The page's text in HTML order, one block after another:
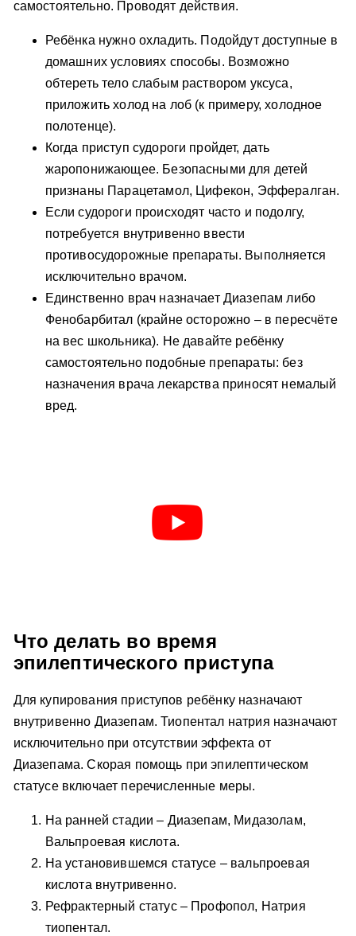
самостоятельно. Проводят действия.
Ребёнка нужно охладить. Подойдут доступные в
домашних условиях способы. Возможно
обтереть тело слабым раствором уксуса,
приложить холод на лоб (к примеру, холодное
полотенце).
Когда приступ судороги пройдет, дать
жаропонижающее. Безопасными для детей
признаны Парацетамол, Цифекон, Эффералган.
Если судороги происходят часто и подолгу,
потребуется внутривенно ввести
противосудорожные препараты. Выполняется
исключительно врачом.
Единственно врач назначает Диазепам либо
Фенобарбитал (крайне осторожно – в пересчёте
на вес школьника). Не давайте ребёнку
самостоятельно подобные препараты: без
назначения врача лекарства приносят немалый
вред.
Что делать во время
эпилептического приступа
Для купирования приступов ребёнку назначают
внутривенно Диазепам. Тиопентал натрия назначают
исключительно при отсутствии эффекта от
Диазепама. Скорая помощь при эпилептическом
статусе включает перечисленные меры.
На ранней стадии – Диазепам, Мидазолам,
Вальпроевая кислота.
На установившемся статусе – вальпроевая
кислота внутривенно.
Рефрактерный статус – Профопол, Натрия
тиопентал.